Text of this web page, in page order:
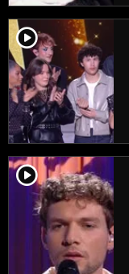
player2
player2